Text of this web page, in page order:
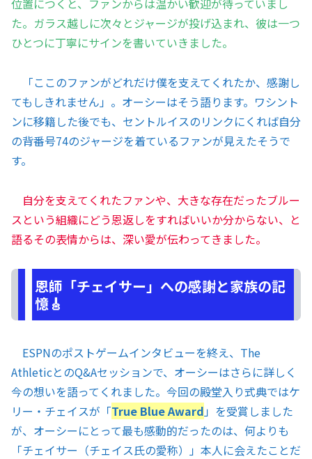
位置につくと、ファンからは温かい歓迎が待っていまし
た。ガラス越しに次々とジャージが投げ込まれ、彼は一つ
ひとつに丁寧にサインを書いていきました。
「ここのファンがどれだけ僕を支えてくれたか、感謝し
てもしきれません」。オーシーはそう語ります。ワシント
ンに移籍した後でも、セントルイスのリンクにくれば自分
の背番号74のジャージを着ているファンが見えたそうで
す。
自分を支えてくれたファンや、大きな存在だったブルー
スという組織にどう恩返しをすればいいか分からない、と
語るその表情からは、深い愛が伝わってきました。
恩師「チェイサー」への感謝と家族の記
憶🎸
ESPNのポストゲームインタビューを終え、The
AthleticとのQ&Aセッションで、オーシーはさらに詳しく
今の想いを語ってくれました。今回の殿堂入り式典ではケ
リー・チェイスが「True Blue Award」を受賞しました
が、オーシーにとって最も感動的だったのは、何よりも
「チェイサー（チェイス氏の愛称）」本人に会えたことだ